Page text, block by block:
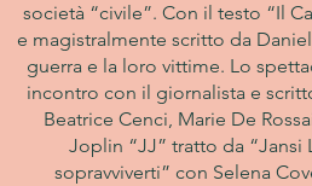
società “civile”. Con il testo “Il
e magistralmente scritto da
guerra e la loro vittime. Lo
incontro con il giornalista e
Beatrice Cenci, Marie De
Joplin “JJ” tratto da “Jansi
sopravviverti” con Selena